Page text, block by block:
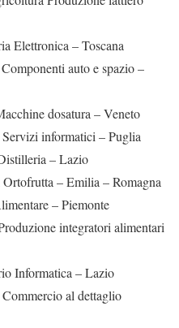
Elettronica – Toscana
auto e spazio –
dosatura – Veneto
informatici – Puglia
– Lazio
– Emilia – Romagna
– Piemonte
integratori alimentari
Informatica – Lazio
al dettaglio